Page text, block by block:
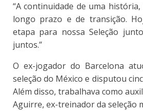
“A continuidade de uma
longo prazo e de transição.
etapa para nossa Seleção
juntos.”
O ex-jogador do Barcelona
seleção do México e disputou
Além disso, trabalhava como
Aguirre, ex-treinador da seleção